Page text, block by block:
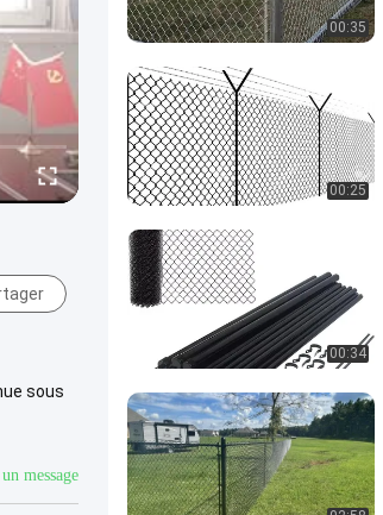
sous
message
00:35
00:25
00:34